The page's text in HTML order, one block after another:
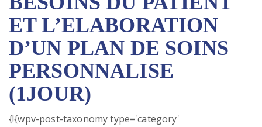
ET L’ELABORATION
D’UN PLAN DE SOINS
PERSONNALISE
(1JOUR)
{!{wpv-post-taxonomy type='category'